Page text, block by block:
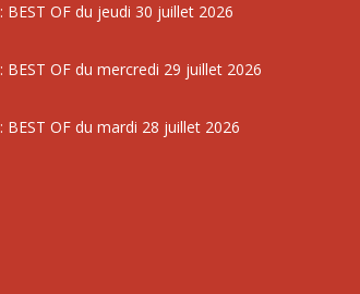
: BEST OF du jeudi 30 juillet 2026
: BEST OF du mercredi 29 juillet 2026
: BEST OF du mardi 28 juillet 2026